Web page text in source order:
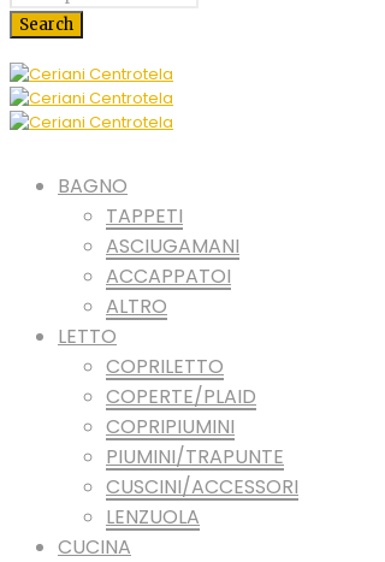
BAGNO
TAPPETI
ASCIUGAMANI
ACCAPPATOI
ALTRO
LETTO
COPRILETTO
COPERTE/PLAID
COPRIPIUMINI
PIUMINI/TRAPUNTE
CUSCINI/ACCESSORI
LENZUOLA
CUCINA